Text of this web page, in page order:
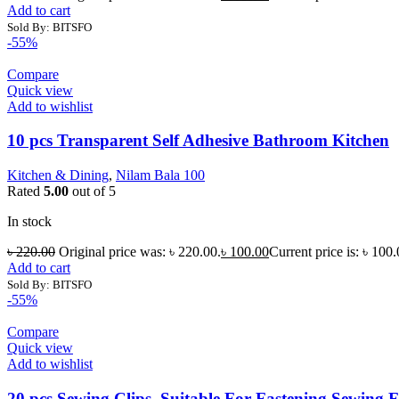
Add to cart
Sold By: BITSFO
-55%
Compare
Quick view
Add to wishlist
10 pcs Transparent Self Adhesive Bathroom Kitchen
Kitchen & Dining, Nilam Bala 100
Rated 5.00 out of 5
In stock
৳220.00 Original price was: ৳ 220.00.৳ 100.00Current price is: ৳
Add to cart
Sold By: BITSFO
-55%
Compare
Quick view
Add to wishlist